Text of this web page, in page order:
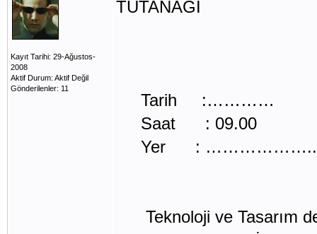
Kayıt Tarihi: 29-Ağustos-
2008
Aktif Durum: Aktif Değil
Gönderilenler: 11
TUTANAĞI
Tarih :…………
Saat : 09.00
Yer : ………………..
Teknoloji ve Tasarım